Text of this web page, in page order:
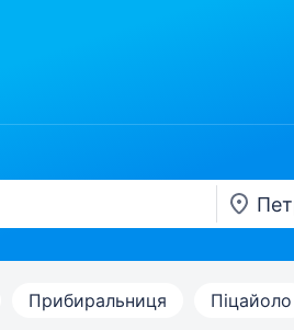
Прибиральниця Піцайоло